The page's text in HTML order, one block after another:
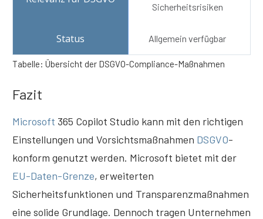
Sicherheitsrisiken
Allgemein verfügbar
Tabelle: Übersicht der DSGVO-Compliance-Maßnahmen
Fazit
Microsoft 365 Copilot Studio kann mit den richtigen
Einstellungen und Vorsichtsmaßnahmen DSGVO-
konform genutzt werden. Microsoft bietet mit der
EU-Daten-Grenze, erweiterten
Sicherheitsfunktionen und Transparenzmaßnahmen
eine solide Grundlage. Dennoch tragen Unternehmen